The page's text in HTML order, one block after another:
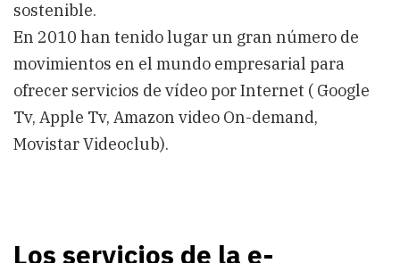
sostenible.
En 2010 han tenido lugar un gran número de
movimientos en el mundo empresarial para
ofrecer servicios de vídeo por Internet ( Google
Tv, Apple Tv, Amazon video On-demand,
Movistar Videoclub).
Los servicios de la e-